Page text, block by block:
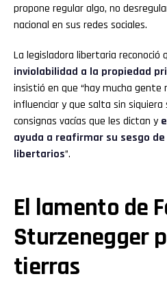
propone regular algo, no
nacional en sus redes sociales.
La legisladora libertaria reconoció
inviolabilidad a la propiedad
insistió en que “hay mucha gente
influenciar y que salta sin
consignas vacías que les dictan y
ayuda a reafirmar su sesgo de
libertarios”.
El lamento de
Sturzenegger
tierras